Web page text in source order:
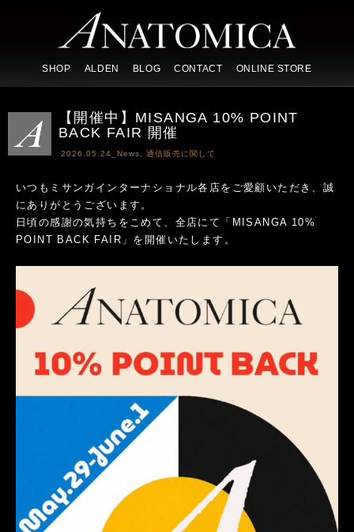
SHOP ALDEN BLOG CONTACT ONLINE STORE
【開催中】MISANGA 10% POINT
BACK FAIR 開催
2026.05.24_ News 通信販売に関して
いつもミサンガインターナショナル各店をご愛顧いただき、誠
にありがとうございます。
日頃の感謝の気持ちをこめて、全店にて「MISANGA 10%
POINT BACK FAIR」を開催いたします。